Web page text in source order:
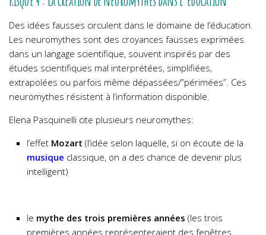
Des idées fausses circulent dans le domaine de l’éducation.
Les neuromythes sont des croyances fausses exprimées
dans un langage scientifique, souvent inspirés par des
études scientifiques mal interprétées, simplifiées,
extrapolées ou parfois même dépassées/”périmées”. Ces
neuromythes résistent à l’information disponible.
Elena Pasquinelli cite plusieurs neuromythes:
l’effet Mozart (l’idée selon laquelle, si on écoute de la
musique classique, on a des chance de devenir plus
intelligent)
le mythe des trois premières années (les trois
premières années représenteraient des fenêtres